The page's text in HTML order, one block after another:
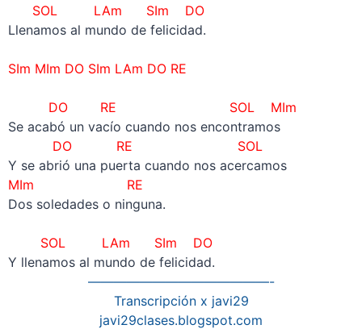
SOL LAm SIm DO
Llenamos al mundo de felicidad.
SIm MIm DO SIm LAm DO RE
DO RE SOL MIm
Se acabó un vacío cuando nos encontramos
DO RE SOL
Y se abrió una puerta cuando nos acercamos
MIm RE
Dos soledades o ninguna.
SOL LAm SIm DO
Y llenamos al mundo de felicidad.
——————————————-
Transcripción x javi29
javi29clases.blogspot.com